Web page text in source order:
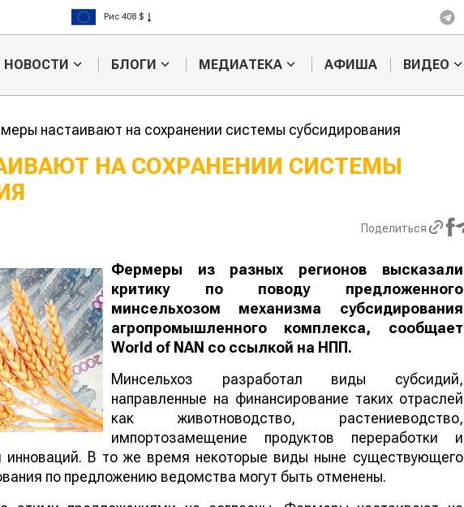
Рис 408 $
Пшеница 423 $
НОВОСТИ БЛОГИ МЕДИАТЕКА АФИША ВИДЕО
настаивают на сохранении системы субсидирования
НА СОХРАНЕНИИ СИСТЕМЫ
Поделиться
Фермеры из разных регионов высказали
критику по поводу предложенного
минсельхозом механизма субсидирования
агропромышленного комплекса, сообщает
World of NAN со ссылкой на НПП.
Минсельхоз разработал виды субсидий,
направленные на финансирование таких отраслей
как животноводство, растениеводство,
импортозамещение продуктов переработки и
инноваций. В то же время некоторые виды ныне существующего
по предложению ведомства могут быть отменены.